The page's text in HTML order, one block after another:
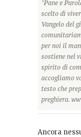
"Pane e
scelto di
Vangelo del
per noi il
sostiene nel
spirito di
accogliamo
testo che
preghiera.
Ancora